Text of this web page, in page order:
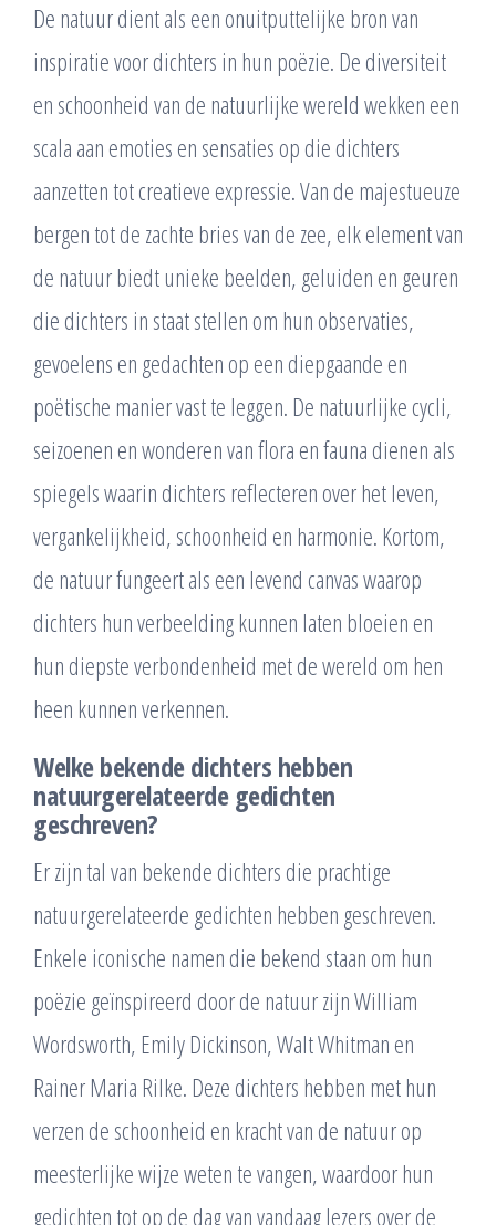
De natuur dient als een onuitputtelijke bron van
inspiratie voor dichters in hun poëzie. De diversiteit
en schoonheid van de natuurlijke wereld wekken een
scala aan emoties en sensaties op die dichters
aanzetten tot creatieve expressie. Van de majestueuze
bergen tot de zachte bries van de zee, elk element van
de natuur biedt unieke beelden, geluiden en geuren
die dichters in staat stellen om hun observaties,
gevoelens en gedachten op een diepgaande en
poëtische manier vast te leggen. De natuurlijke cycli,
seizoenen en wonderen van flora en fauna dienen als
spiegels waarin dichters reflecteren over het leven,
vergankelijkheid, schoonheid en harmonie. Kortom,
de natuur fungeert als een levend canvas waarop
dichters hun verbeelding kunnen laten bloeien en
hun diepste verbondenheid met de wereld om hen
heen kunnen verkennen.
Welke bekende dichters hebben
natuurgerelateerde gedichten
geschreven?
Er zijn tal van bekende dichters die prachtige
natuurgerelateerde gedichten hebben geschreven.
Enkele iconische namen die bekend staan om hun
poëzie geïnspireerd door de natuur zijn William
Wordsworth, Emily Dickinson, Walt Whitman en
Rainer Maria Rilke. Deze dichters hebben met hun
verzen de schoonheid en kracht van de natuur op
meesterlijke wijze weten te vangen, waardoor hun
gedichten tot op de dag van vandaag lezers over de